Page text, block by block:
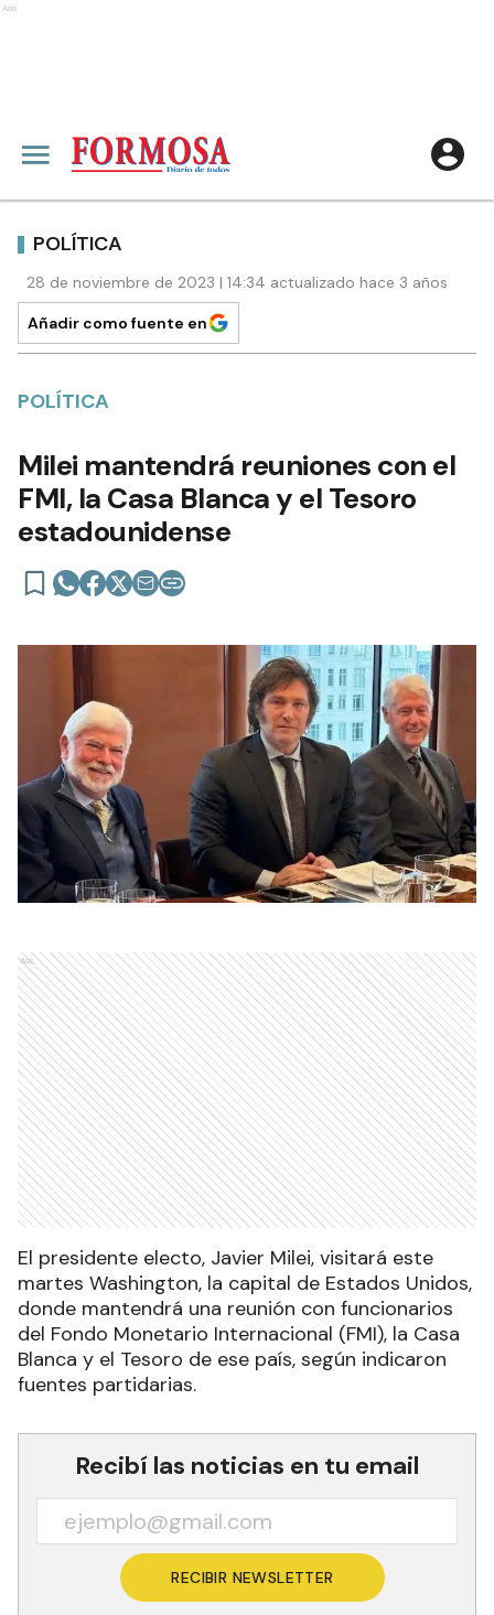
Ads
POLÍTICA
28 de noviembre de 2023 | 14:34 actualizado hace 3 años
Añadir como fuente en
POLÍTICA
Milei mantendrá reuniones con el
FMI, la Casa Blanca y el Tesoro
estadounidense
Ads
El presidente electo, Javier Milei, visitará este
martes Washington, la capital de Estados Unidos,
donde mantendrá una reunión con funcionarios
del Fondo Monetario Internacional (FMI), la Casa
Blanca y el Tesoro de ese país, según indicaron
fuentes partidarias.
Recibí las noticias en tu email
RECIBIR NEWSLETTER